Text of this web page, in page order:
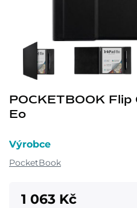
POCKETBOOK Flip
Eo
Výrobce
PocketBook
1 063 Kč